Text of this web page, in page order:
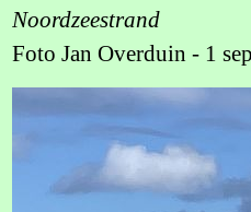
Noordzeestrand
Foto Jan Overduin - 1